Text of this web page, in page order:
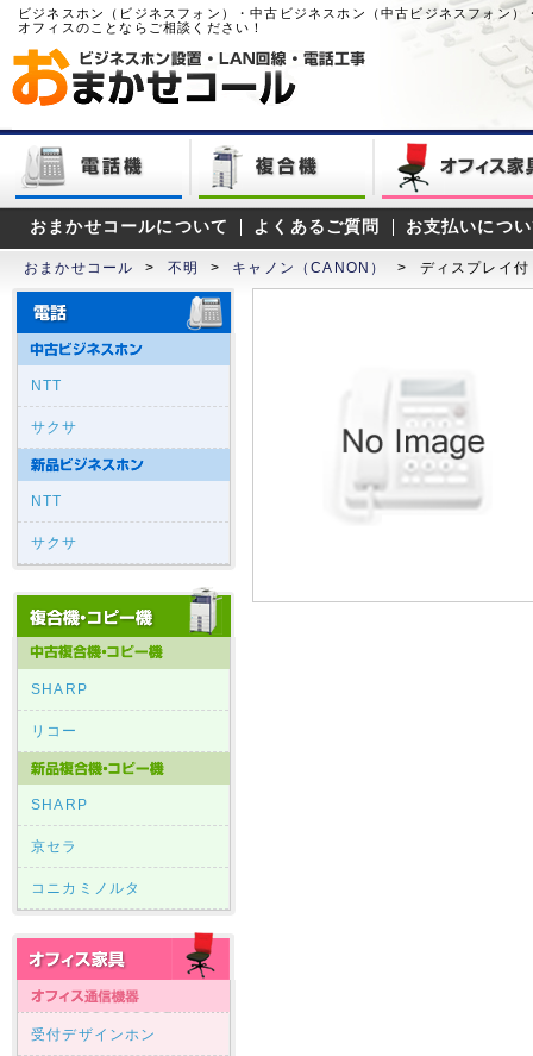
ビジネスホン（ビジネスフォン）・中古ビジネスホン（中古ビジネスフォン
オフィスのことならご相談ください！
おまかせコールについて よくあるご質問 お支払いにつ
おまかせコール > 不明 > キャノン（CANON） > ディスプレイ
NTT
サクサ
NTT
サクサ
SHARP
リコー
SHARP
京セラ
コニカミノルタ
受付デザインホン